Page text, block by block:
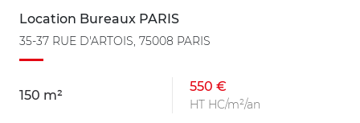
Location Bureaux PARIS
35-37 RUE D'ARTOIS, 75008 PARIS
150 m²
550 €
HT HC/m²/an